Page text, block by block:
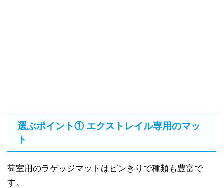
選ぶポイント① エクストレイル専用のマッ
ト
荷室用のラゲッジマットはピンきりで種類も豊富で
す。